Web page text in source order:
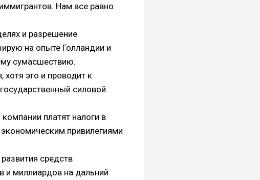
Нам все равно
и разрешение
на опыте Голландии и
сумасшествию.
это и проводит к
силовой
платят налоги в
привилегиями
средств
и миллиардов на дальний